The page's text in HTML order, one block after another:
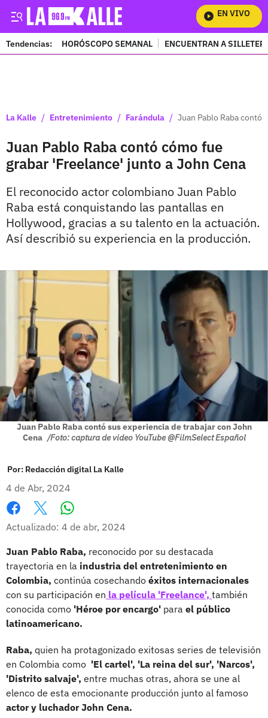
EN VIVO
Tendencias: HORÓSCOPO SEMANAL ENCUENTRAN A
La Kalle / Entretenimiento / Farándula / Juan Pablo Raba contó
Juan Pablo Raba contó cómo fue
grabar 'Freelance' junto a John Cena
El reconocido actor colombiano Juan Pablo
Raba está conquistando las pantallas en
Hollywood, gracias a su talento en la actuación.
Así describió su experiencia en la producción.
Juan Pablo Raba contó sus experiencia de trabajar con John
Cena /Foto: captura de video YouTube @FilmSelect Español
Por: Redacción digital La Kalle
4 de Abr, 2024
Facebook
X
Actualizado: 4 de abr, 2024
Juan Pablo Raba, reconocido por su destacada
trayectoria en la industria del entretenimiento en
Colombia, continúa cosechando éxitos internacionales
con su participación en la película 'Freelance', también
conocida como 'Héroe por encargo' para el público
latinoamericano.
Raba, quien ha protagonizado exitosas series de televisión
en Colombia como 'El cartel', 'La reina del sur', 'Narcos',
'Distrito salvaje', entre muchas otras, ahora se une al
elenco de esta emocionante producción junto al famoso
actor y luchador John Cena.